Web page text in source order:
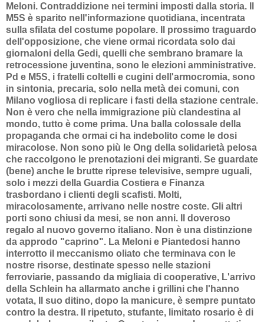
Meloni. Contraddizione nei termini imposti dalla storia. Il
M5S è sparito nell'informazione quotidiana, incentrata
sulla sfilata del costume popolare. Il prossimo traguardo
dell'opposizione, che viene ormai ricordata solo dai
giornaloni della Gedi, quelli che sembrano bramare la
retrocessione juventina, sono le elezioni amministrative.
Pd e M5S, i fratelli coltelli e cugini dell'armocromia, sono
in sintonia, precaria, solo nella metà dei comuni, con
Milano vogliosa di replicare i fasti della stazione centrale.
Non è vero che nella immigrazione più clandestina al
mondo, tutto è come prima. Una balla colossale della
propaganda che ormai ci ha indebolito come le dosi
miracolose. Non sono più le Ong della solidarietà pelosa
che raccolgono le prenotazioni dei migranti. Se guardate
(bene) anche le brutte riprese televisive, sempre uguali,
solo i mezzi della Guardia Costiera e Finanza
trasbordano i clienti degli scafisti. Molti,
miracolosamente, arrivano nelle nostre coste. Gli altri
porti sono chiusi da mesi, se non anni. Il doveroso
regalo al nuovo governo italiano. Non è una distinzione
da approdo "caprino". La Meloni e Piantedosi hanno
interrotto il meccanismo oliato che terminava con le
nostre risorse, destinate spesso nelle stazioni
ferroviarie, passando da migliaia di cooperative, L'arrivo
della Schlein ha allarmato anche i grillini che l'hanno
votata, Il suo ditino, dopo la manicure, è sempre puntato
contro la destra. Il ripetuto, stufante, limitato rosario è di